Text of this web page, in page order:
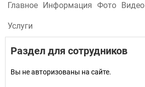
Главное Информация Фото Видео
Услуги
Раздел для сотрудников
Вы не авторизованы на сайте.